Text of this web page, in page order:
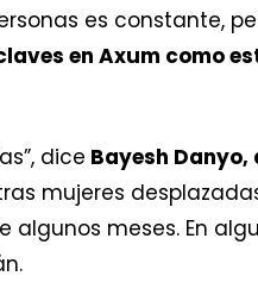
es constante,
en Axum como
dice Bayesh Danyo,
mujeres
meses. En